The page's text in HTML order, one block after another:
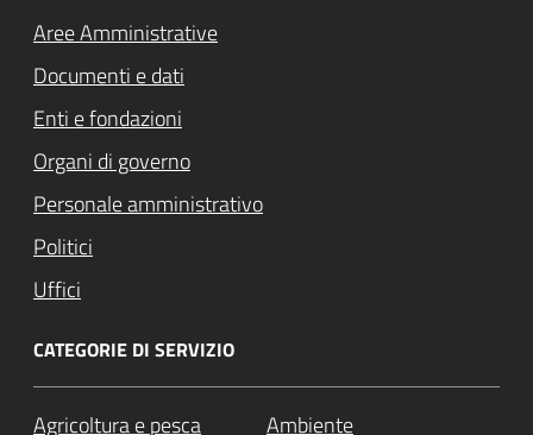
Aree Amministrative
Documenti e dati
Enti e fondazioni
Organi di governo
Personale amministrativo
Politici
Uffici
CATEGORIE DI SERVIZIO
Agricoltura e pesca Ambiente